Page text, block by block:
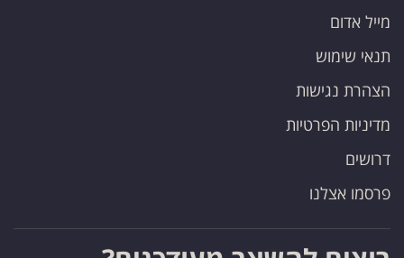
מייל אדום
תנאי שימוש
הצהרת נגישות
מדיניות הפרטיות
דרושים
פרסמו אצלנו